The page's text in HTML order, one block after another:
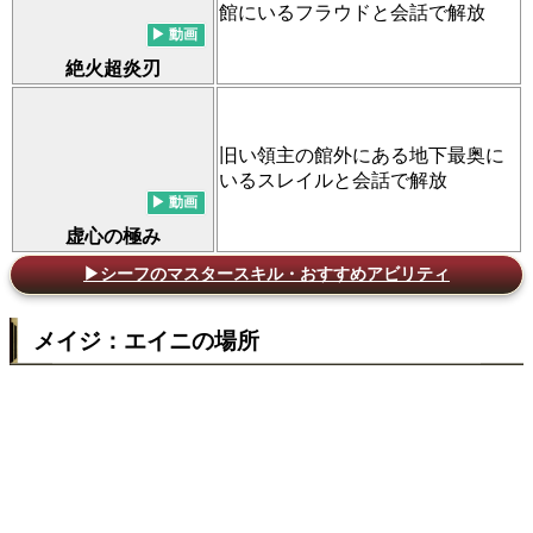
絶火超炎刃
館にいるフラウドと会話で解放
虚心の極み
旧い領主の館外にある地下最奥に
いるスレイルと会話で解放
▶シーフのマスタースキル・おすすめアビリティ
メイジ：エイニの場所